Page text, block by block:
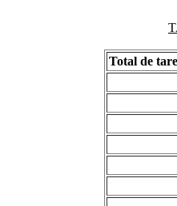
Total de